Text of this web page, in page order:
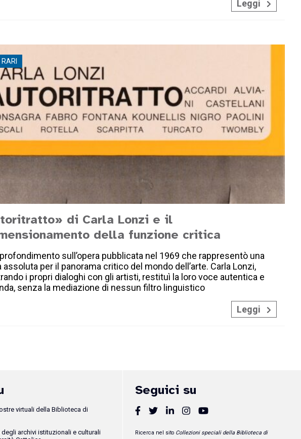
Leggi
di Carla Lonzi e il
della funzione critica
sull’opera pubblicata nel 1969 che rappresentò una
assoluta per il panorama critico del mondo dell’arte. Carla Lonzi,
i propri dialoghi con gli artisti, restituì la loro voce autentica e
senza la mediazione di nessun filtro linguistico
Leggi
virtuali della Biblioteca di
archivi istituzionali e culturali
Seguici su
Ricerca nel sito Collezioni speciali della Biblioteca di